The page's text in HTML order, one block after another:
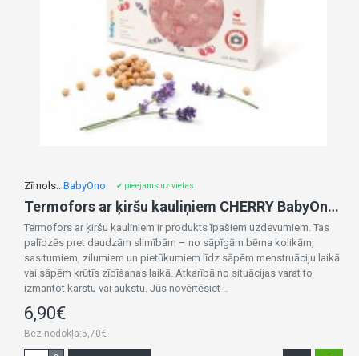
Zīmols:: BabyOno ✔ pieejams uz vietas
Termofors ar ķiršu kauliņiem CHERRY BabyOno 796/01 cherry
Termofors ar ķiršu kauliņiem ir produkts īpašiem uzdevumiem. Tas
palīdzēs pret daudzām slimībām – no sāpīgām bērna kolikām,
sasitumiem, zilumiem un pietūkumiem līdz sāpēm menstruāciju laikā
vai sāpēm krūtīs zīdīšanas laikā. Atkarībā no situācijas varat to
izmantot karstu vai aukstu. Jūs novērtēsiet ..
6,90€
Bez nodokļa:5,70€